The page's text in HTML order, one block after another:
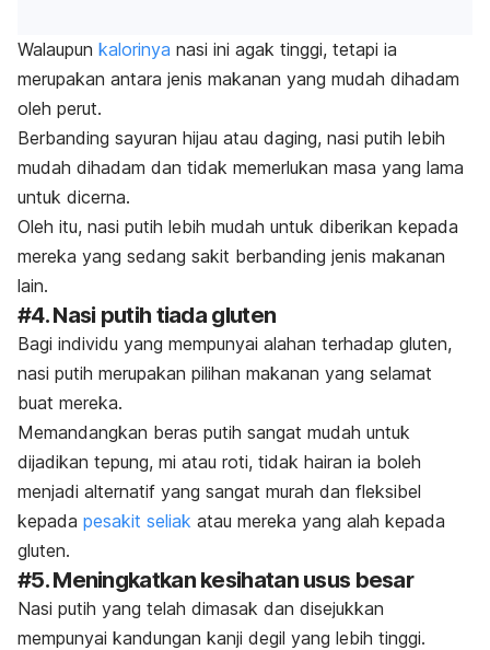
Walaupun kalorinya nasi ini agak tinggi, tetapi ia
merupakan antara jenis makanan yang mudah dihadam
oleh perut.
Berbanding sayuran hijau atau daging, nasi putih lebih
mudah dihadam dan tidak memerlukan masa yang lama
untuk dicerna.
Oleh itu, nasi putih lebih mudah untuk diberikan kepada
mereka yang sedang sakit berbanding jenis makanan
lain.
#4. Nasi putih tiada gluten
Bagi individu yang mempunyai alahan terhadap gluten,
nasi putih merupakan pilihan makanan yang selamat
buat mereka.
Memandangkan beras putih sangat mudah untuk
dijadikan tepung, mi atau roti, tidak hairan ia boleh
menjadi alternatif yang sangat murah dan fleksibel
kepada pesakit seliak atau mereka yang alah kepada
gluten.
#5. Meningkatkan kesihatan usus besar
Nasi putih yang telah dimasak dan disejukkan
mempunyai kandungan kanji degil yang lebih tinggi.